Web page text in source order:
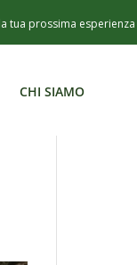
CHI SIAMO
CHI SIAMO